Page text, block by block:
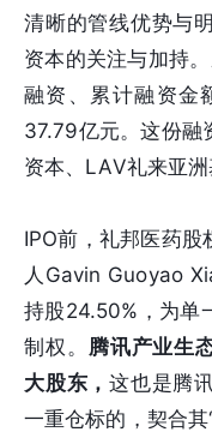
清晰的管线优势与
资本的关注与加持
融资、累计融资金
37.79亿元。这份融
资本、LAV礼来亚洲
IPO前，礼邦医药
人Gavin Guoyao
持股24.50%，为单
制权。 腾讯产业生
大股东，这也是腾
一重仓标的，契合其